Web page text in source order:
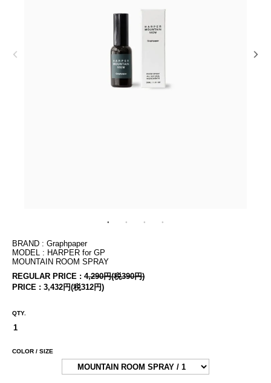
BRAND : Graphpaper
MODEL : HARPER for GP
MOUNTAIN ROOM SPRAY
REGULAR PRICE : 4,290円(税390円)
PRICE : 3,432円(税312円)
QTY.
COLOR / SIZE